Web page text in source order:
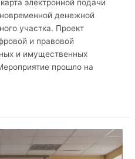
электронной подачи
денежной
участка. Проект
и правовой
и имущественных
прошло на